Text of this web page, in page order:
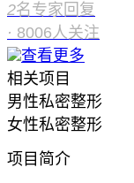
2名专家回复
· 8006人关注
查看更多
相关项目
男性私密整形
女性私密整形
项目简介